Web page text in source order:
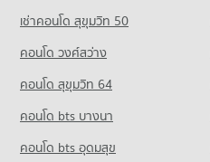
ขายคอนโด แม็คโคร นนทบุรี
มีคอนโดขาย 2,023 ประกาศ
เช่าคอนโด สุขุมวิท 50
คอนโด วงศ์สว่าง
คอนโด สุขุมวิท 64
คอนโด bts บางนา
คอนโด bts อุดมสุข